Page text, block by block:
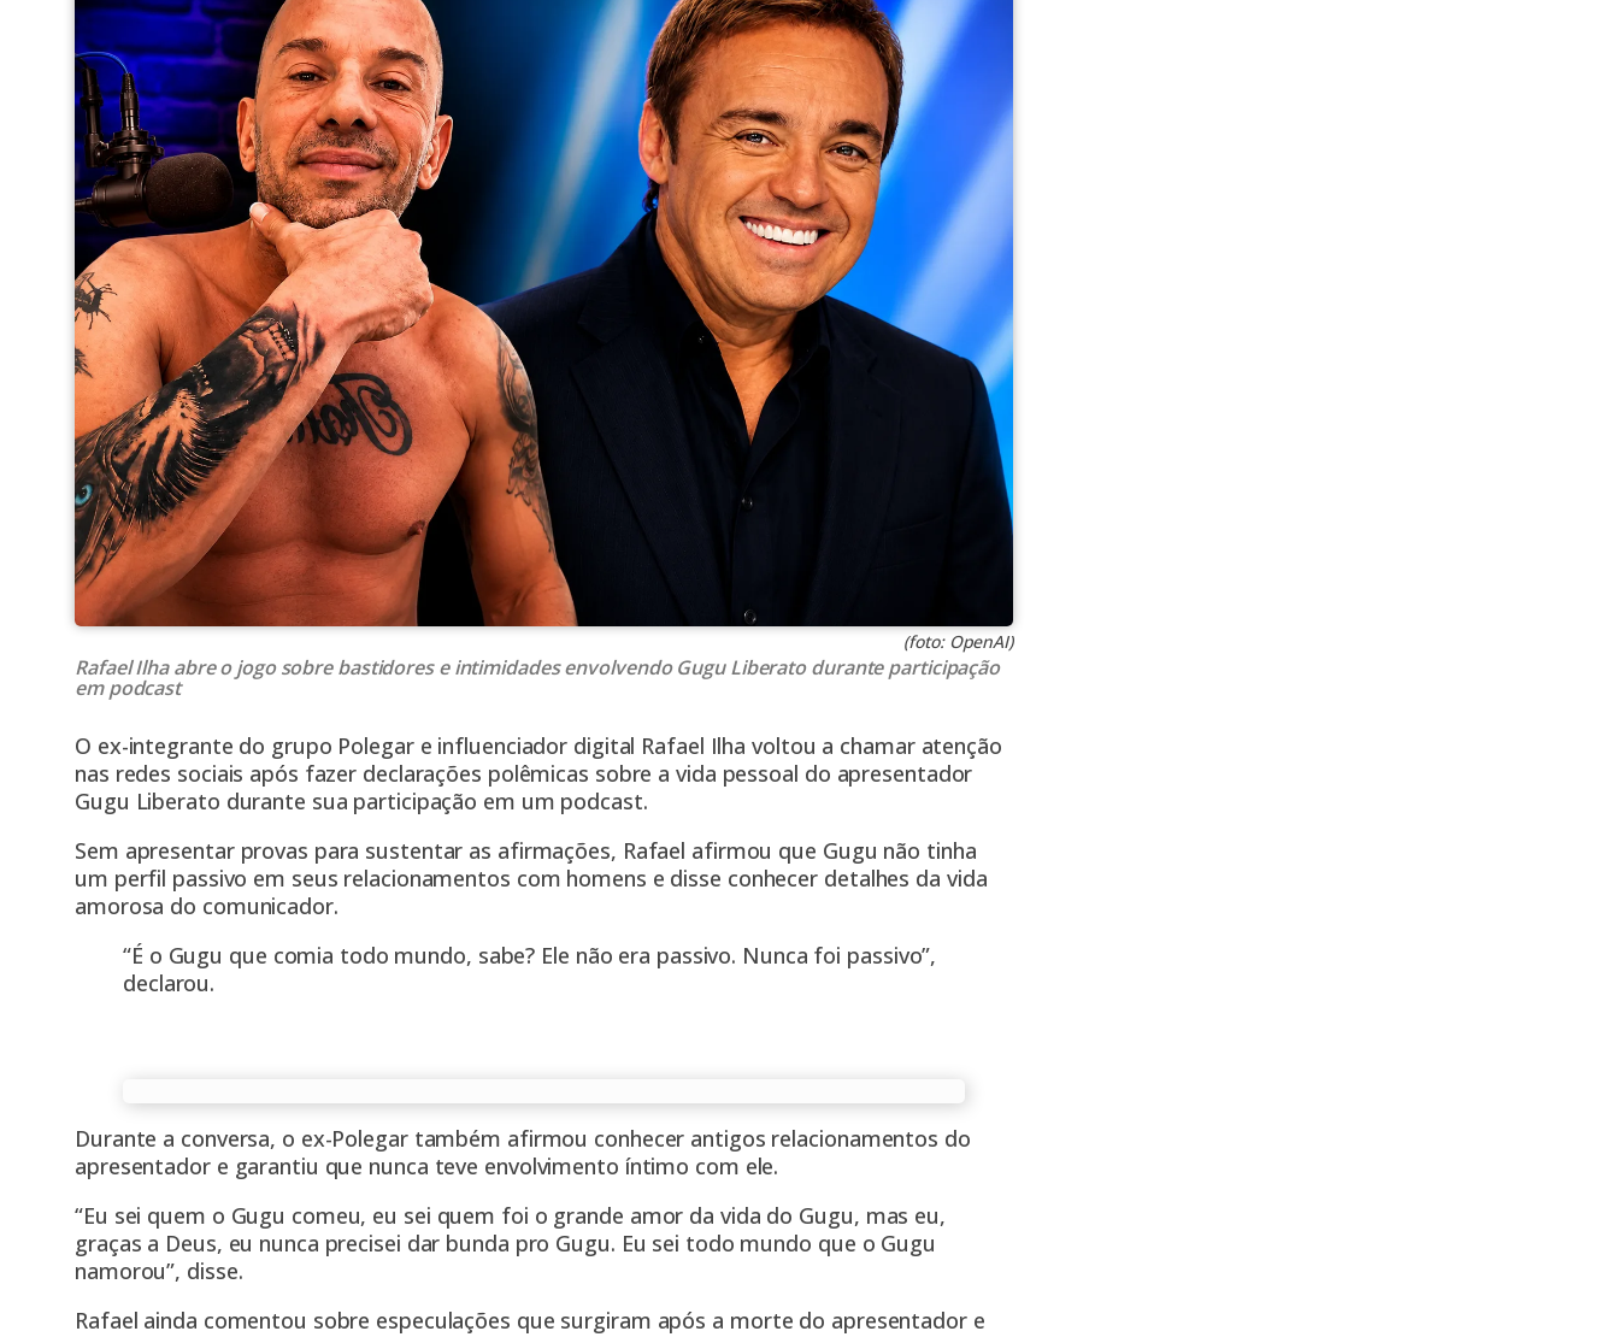
(foto: OpenAI)
Rafael Ilha abre o jogo sobre bastidores e intimidades envolvendo Gugu Liberato durante participação
em podcast
O ex-integrante do grupo Polegar e influenciador digital Rafael Ilha voltou a chamar atenção
nas redes sociais após fazer declarações polêmicas sobre a vida pessoal do apresentador
Gugu Liberato durante sua participação em um podcast.
Sem apresentar provas para sustentar as afirmações, Rafael afirmou que Gugu não tinha
um perfil passivo em seus relacionamentos com homens e disse conhecer detalhes da vida
amorosa do comunicador.
“É o Gugu que comia todo mundo, sabe? Ele não era passivo. Nunca foi passivo”,
declarou.
Durante a conversa, o ex-Polegar também afirmou conhecer antigos relacionamentos do
apresentador e garantiu que nunca teve envolvimento íntimo com ele.
“Eu sei quem o Gugu comeu, eu sei quem foi o grande amor da vida do Gugu, mas eu,
graças a Deus, eu nunca precisei dar bunda pro Gugu. Eu sei todo mundo que o Gugu
namorou”, disse.
Rafael ainda comentou sobre especulações que surgiram após a morte do apresentador e